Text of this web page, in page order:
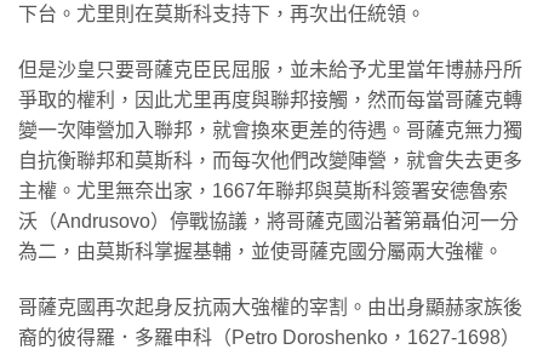
下台。尤里則在莫斯科支持下，再次出任統領。
但是沙皇只要哥薩克臣民屈服，並未給予尤里當年博赫丹所
爭取的權利，因此尤里再度與聯邦接觸，然而每當哥薩克轉
變一次陣營加入聯邦，就會換來更差的待遇。哥薩克無力獨
自抗衡聯邦和莫斯科，而每次他們改變陣營，就會失去更多
主權。尤里無奈出家，1667年聯邦與莫斯科簽署安德魯索
沃（Andrusovo）停戰協議，將哥薩克國沿著第聶伯河一分
為二，由莫斯科掌握基輔，並使哥薩克國分屬兩大強權。
哥薩克國再次起身反抗兩大強權的宰割。由出身顯赫家族後
裔的彼得羅．多羅申科（Petro Doroshenko，1627-1698）